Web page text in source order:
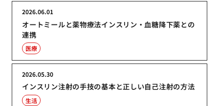
オートミールと薬物療法インスリン・血糖降下薬との
連携
2026.06.01
医療
インスリン注射の手技の基本と正しい自己注射の方法
2026.05.30
生活